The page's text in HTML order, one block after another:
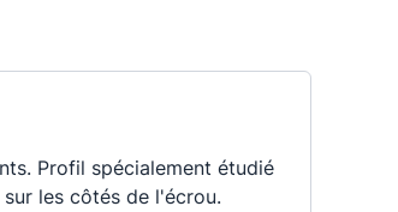
Profil spécialement étudié
les côtés de l'écrou.